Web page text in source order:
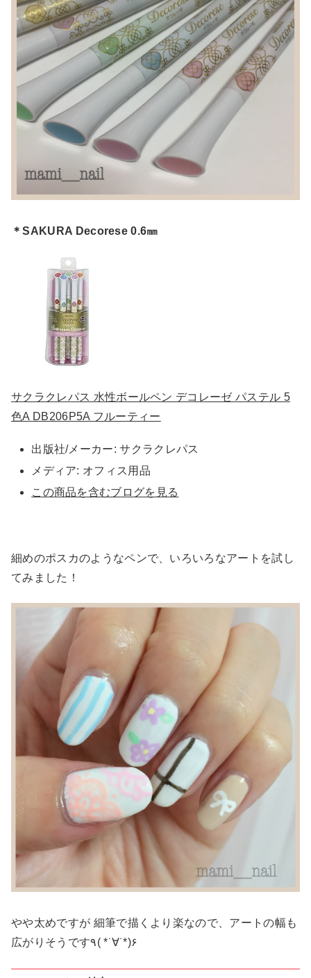
＊SAKURA Decorese 0.6㎜
サクラクレパス 水性ボールペン デコレーゼ パステル 5
色A DB206P5A フルーティー
出版社/メーカー: サクラクレパス
メディア: オフィス用品
この商品を含むブログを見る
細めのポスカのようなペンで、いろいろなアートを試し
てみました！
やや太めですが 細筆で描くより楽なので、アートの幅も
広がりそうです٩( *˙∀˙*)۶